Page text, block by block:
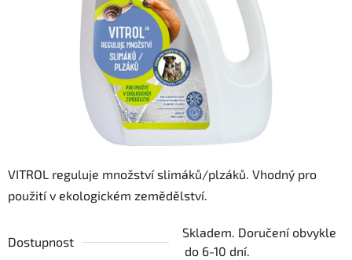
VITROL reguluje množství slimáků/plzáků. Vhodný pro
použití v ekologickém zemědělství.
Dostupnost
Skladem. Doručení obvykle
do 6-10 dní.